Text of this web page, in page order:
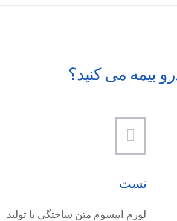
بیمه می کنید؟
تست
لورم ایپسوم متن ساختگی با تولید